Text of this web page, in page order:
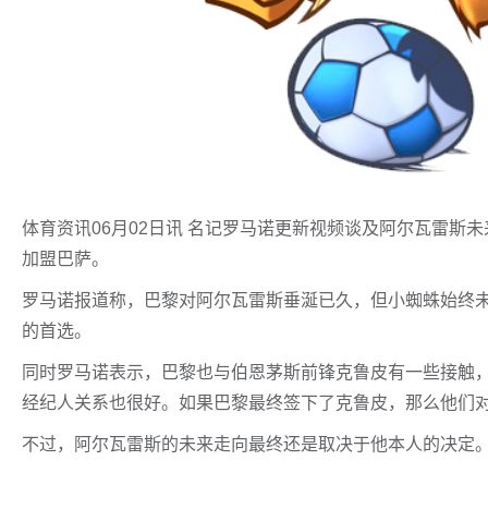
体育资讯06月02日讯 名记罗马诺更新视频谈及阿尔瓦雷斯
加盟巴萨。
罗马诺报道称，巴黎对阿尔瓦雷斯垂涎已久，但小蜘蛛始
的首选。
同时罗马诺表示，巴黎也与伯恩茅斯前锋克鲁皮有一些接
经纪人关系也很好。如果巴黎最终签下了克鲁皮，那么他们
不过，阿尔瓦雷斯的未来走向最终还是取决于他本人的决定